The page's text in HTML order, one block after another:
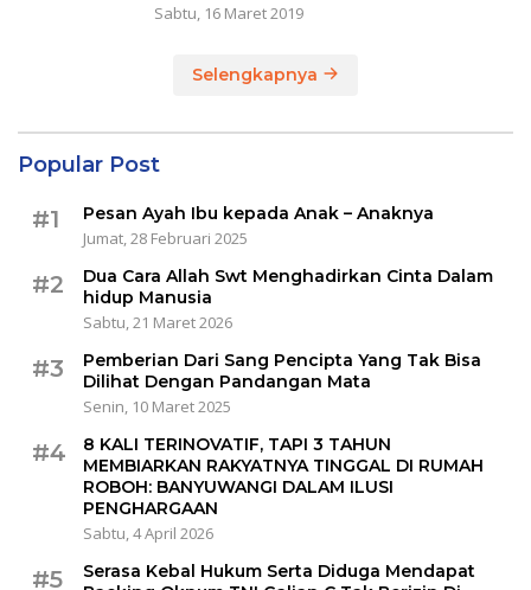
Sabtu, 16 Maret 2019
Selengkapnya
Popular Post
#1
Pesan Ayah Ibu kepada Anak – Anaknya
Jumat, 28 Februari 2025
#2
Dua Cara Allah Swt Menghadirkan Cinta Dalam
hidup Manusia
Sabtu, 21 Maret 2026
#3
Pemberian Dari Sang Pencipta Yang Tak Bisa
Dilihat Dengan Pandangan Mata
Senin, 10 Maret 2025
#4
8 KALI TERINOVATIF, TAPI 3 TAHUN
MEMBIARKAN RAKYATNYA TINGGAL DI RUMAH
ROBOH: BANYUWANGI DALAM ILUSI
PENGHARGAAN
Sabtu, 4 April 2026
#5
Serasa Kebal Hukum Serta Diduga Mendapat